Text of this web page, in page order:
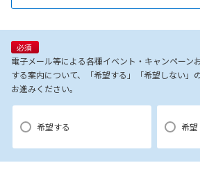
1.当社ホームページ上に掲示する「プライバシー
切に取り扱うものします。
2.当社が取得してお客様の個人情報(本リクエスト
いた氏名、住所、電話番号、メールアドレスを含
ウェブサイトの閲覧情報)は、以下の目的で利用さ
(1)お申込みいただいたリクエストに対応するにあ
(2)本リクエストに関するお問い合わせやご要望
必須
電子メール等による各種イベント・キャンペーン
する案内について、「希望する」「希望しない」
お進みください。
希望する 希